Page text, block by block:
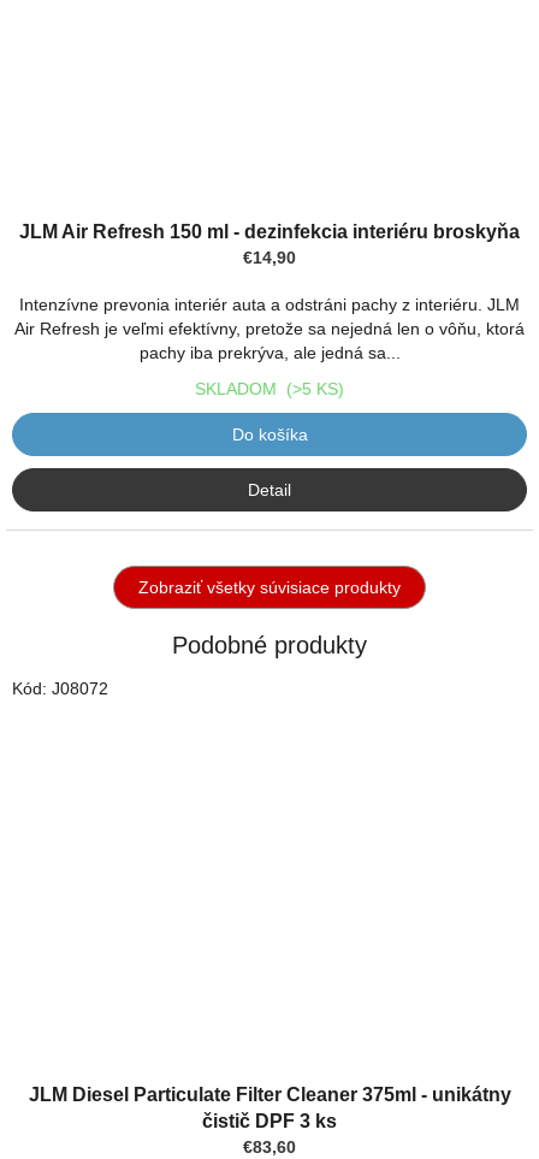
JLM Air Refresh 150 ml - dezinfekcia interiéru broskyňa
€14,90
Intenzívne prevonia interiér auta a odstráni pachy z interiéru. JLM
Air Refresh je veľmi efektívny, pretože sa nejedná len o vôňu, ktorá
pachy iba prekrýva, ale jedná sa...
SKLADOM (>5 KS)
Do košíka
Detail
Zobraziť všetky súvisiace produkty
Podobné produkty
JLM Diesel Particulate Filter Cleaner 375ml - unikátny
čistič DPF 3 ks
€83,60
Kód: J08072